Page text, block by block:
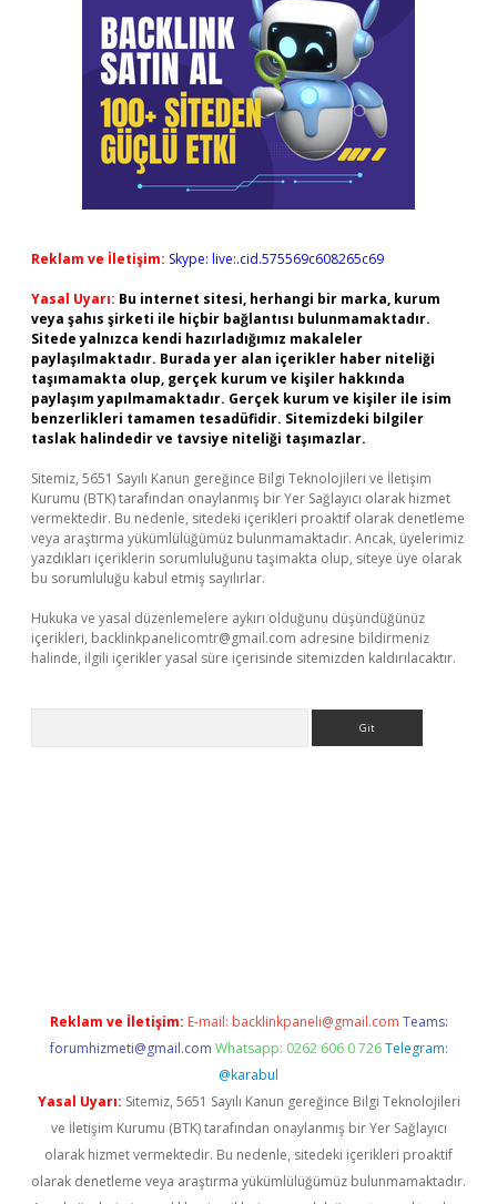
Reklam ve İletişim: Skype: live:.cid.575569c608265c69
Yasal Uyarı: Bu internet sitesi, herhangi bir marka, kurum
veya şahıs şirketi ile hiçbir bağlantısı bulunmamaktadır.
Sitede yalnızca kendi hazırladığımız makaleler
paylaşılmaktadır. Burada yer alan içerikler haber niteliği
taşımamakta olup, gerçek kurum ve kişiler hakkında
paylaşım yapılmamaktadır. Gerçek kurum ve kişiler ile isim
benzerlikleri tamamen tesadüfidir. Sitemizdeki bilgiler
taslak halindedir ve tavsiye niteliği taşımazlar.
Sitemiz, 5651 Sayılı Kanun gereğince Bilgi Teknolojileri ve İletişim
Kurumu (BTK) tarafından onaylanmış bir Yer Sağlayıcı olarak hizmet
vermektedir. Bu nedenle, sitedeki içerikleri proaktif olarak denetleme
veya araştırma yükümlülüğümüz bulunmamaktadır. Ancak, üyelerimiz
yazdıkları içeriklerin sorumluluğunu taşımakta olup, siteye üye olarak
bu sorumluluğu kabul etmiş sayılırlar.
Hukuka ve yasal düzenlemelere aykırı olduğunu düşündüğünüz
içerikleri, backlinkpanelicomtr@gmail.com adresine bildirmeniz
halinde, ilgili içerikler yasal süre içerisinde sitemizden kaldırılacaktır.
Reklam ve İletişim: E-mail: backlinkpaneli@gmail.com Teams:
forumhizmeti@gmail.com Whatsapp: 0262 606 0 726 Telegram:
@karabul
Yasal Uyarı: Sitemiz, 5651 Sayılı Kanun gereğince Bilgi Teknolojileri
ve İletişim Kurumu (BTK) tarafından onaylanmış bir Yer Sağlayıcı
olarak hizmet vermektedir. Bu nedenle, sitedeki içerikleri proaktif
olarak denetleme veya araştırma yükümlülüğümüz bulunmamaktadır.